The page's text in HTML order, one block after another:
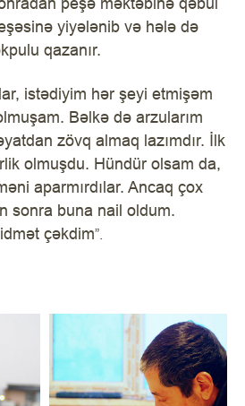
yiyələnib və hələ də
qazanır.
istədiyim hər şeyi etmişəm
Bəlkə də arzularım
zövq almaq lazımdır. İlk
olmuşdu. Hündür olsam da,
aparmırdılar. Ancaq çox
sonra buna nail oldum.
çəkdim”.